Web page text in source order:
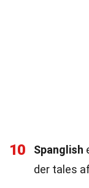
10 Spanglish
der tales